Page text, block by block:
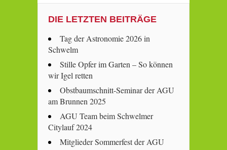
DIE LETZTEN BEITRÄGE
Tag der Astronomie 2026 in
Schwelm
Stille Opfer im Garten – So können
wir Igel retten
Obstbaumschnitt-Seminar der AGU
am Brunnen 2025
AGU Team beim Schwelmer
Citylauf 2024
Mitglieder Sommerfest der AGU